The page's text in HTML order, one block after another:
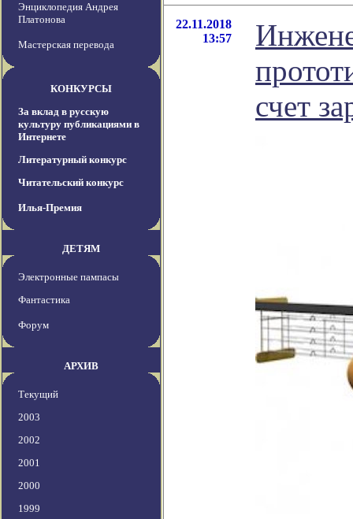
Энциклопедия Андрея
Платонова
Мастерская перевода
КОНКУРСЫ
За вклад в русскую
культуру публикациями в
Интернете
Литературный конкурс
Читательский конкурс
Илья-Премия
ДЕТЯМ
Электронные пампасы
Фантастика
Форум
АРХИВ
Текущий
2003
2002
2001
2000
1999
22.11.2018
13:57
счет